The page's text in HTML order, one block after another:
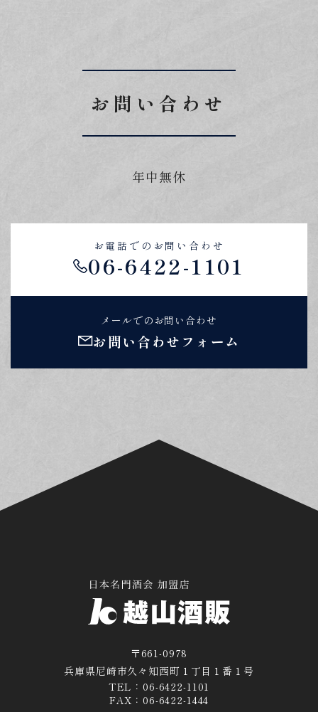
お問い合わせ
年中無休
お電話でのお問い合わせ
06-6422-1101
メールでのお問い合わせ
お問い合わせフォーム
〒661-0978
兵庫県尼崎市久々知西町１丁目１番１号
TEL：06-6422-1101
FAX：06-6422-1444